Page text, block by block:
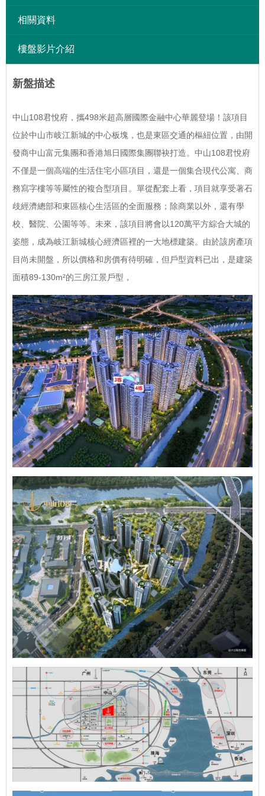
相關資料
樓盤影片介紹
新盤描述
中山108君悅府，攜498米超高層國際金融中心華麗登場！該項目
位於中山市岐江新城的中心板塊，也是東區交通的樞紐位置，由開
發商中山富元集團和香港旭日國際集團聯袂打造。中山108君悅府
不僅是一個高端的生活住宅小區項目，還是一個集合現代公寓、商
務寫字樓等等屬性的複合型項目。單從配套上看，項目就享受著石
歧經濟總部和東區核心生活區的全面服務；除商業以外，還有學
校、醫院、公園等等。未來，該項目將會以120萬平方綜合大城的
姿態，成為岐江新城核心經濟區裡的一大地標建築。由於該房產項
目尚未開盤，所以價格和房價有待明確，但戶型資料已出，是建築
面積89-130m²的三房江景戶型，